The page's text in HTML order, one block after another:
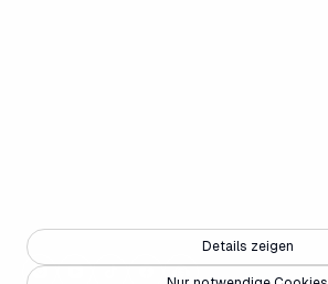
Details zeigen